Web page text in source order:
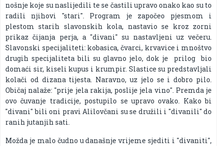
nošnje koje su naslijedili te se častili upravo onako kao su to
radili njihovi "stari". Program je započeo pjesmom i
plestom starih slavonskih kola, nastavio se kroz zorni
prikaz čijanja perja, a "divani" su nastavljeni uz večeru.
Slavonski specijaliteti: kobasica, čvarci, krvavice i mnoštvo
drugih specijaliteta bili su glavno jelo, dok je prilog bio
domaći sir, kiseli kupus i krumpir. Slastice su predstavljali
kolači od dizana tijesta. Naravno, uz jelo se i dobro pilo.
Običaj nalaže: "prije jela rakija, poslije jela vino". Premda je
ovo čuvanje tradicije, postupilo se upravo ovako. Kako bi
"divani" bili oni pravi Alilovčani su se družili i "divanili" do
ranih jutanjih sati.
Možda je malo čudno u današnje vrijeme sjediti i "divaniti",